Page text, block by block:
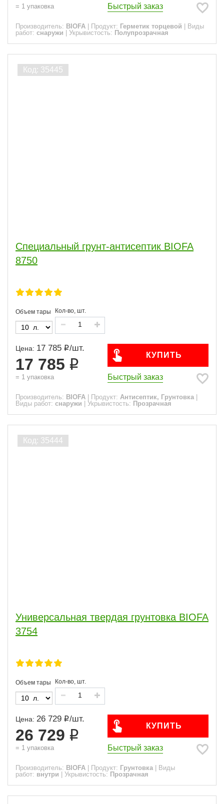
= 1 упаковка Быстрый заказ
Производитель: BIOFA Продукт: Герметик торцевой
Виды
работ: снаружи Укрывистость: Полупрозрачная
Специальный грунт-антисептик BIOFA
8750
Объем тары Кол-во, шт.
Цена: 17 785 /шт.
17 785
= 1 упаковка
КУПИТЬ
Быстрый заказ
Производитель: BIOFA Продукт: Антисептик, Грунтовка
Виды работ: снаружи Укрывистость: Прозрачная
Универсальная твердая грунтовка BIOFA
3754
Объем тары Кол-во, шт.
Цена: 26 729 /шт.
26 729
= 1 упаковка
КУПИТЬ
Быстрый заказ
Производитель: BIOFA Продукт: Грунтовка
Виды
работ: внутри Укрывистость: Прозрачная